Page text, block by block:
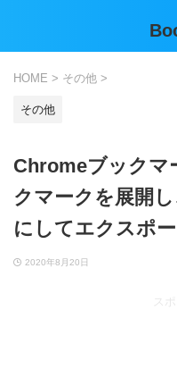
HOME > その他 >
その他
Chromeブックマ
クマークを展開
にしてエクスポ
2020年8月20日